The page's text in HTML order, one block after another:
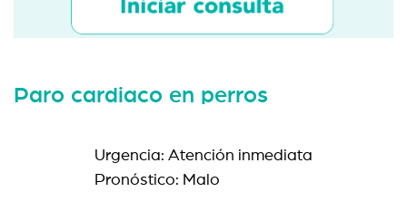
Paro cardiaco en perros
Urgencia: Atención inmediata
Pronóstico: Malo